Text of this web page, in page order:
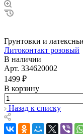
Грунтовки и
Литоконтакт розовый
В наличии
Арт. 334620002
1499 ₽
В корзину
Назад к списку